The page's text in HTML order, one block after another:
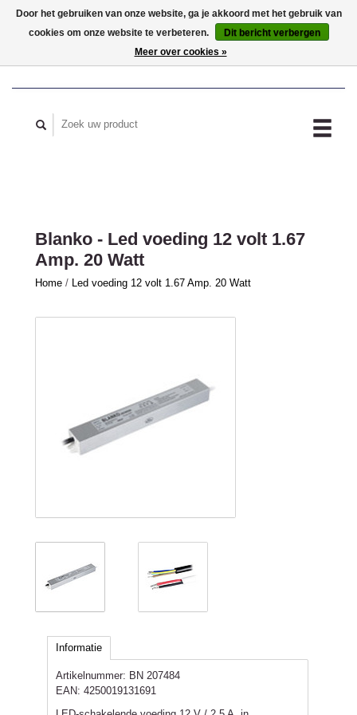
MIJN ACCOUNT
Blanko - Led voeding 12 volt 1.67
Amp. 20 Watt
Home / Led voeding 12 volt 1.67 Amp. 20 Watt
Informatie
Artikelnummer: BN 207484
EAN: 4250019131691
Door het gebruiken van onze website, ga je akkoord met het gebruik van
cookies om onze website te verbeteren.
Dit bericht verbergen
Meer over cookies »